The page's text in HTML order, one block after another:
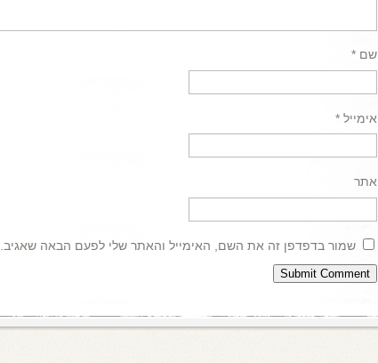
שם *
אימייל *
אתר
שמור בדפדפן זה את השם, האימייל והאתר שלי לפעם הבאה שאגיב.